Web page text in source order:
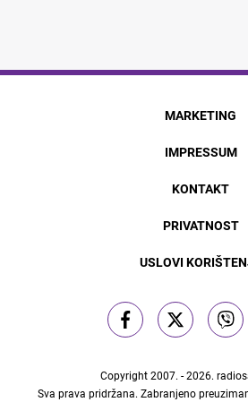
MARKETING
IMPRESSUM
KONTAKT
PRIVATNOST
USLOVI
Copyright 2007. - 2026.
Sva prava pridržana. Zabranjeno